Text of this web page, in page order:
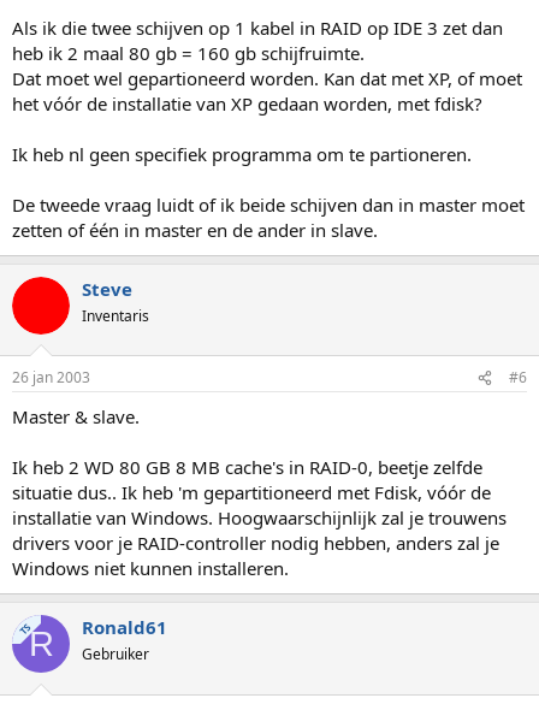
Als ik die twee schijven op 1 kabel in RAID op IDE 3 zet dan
heb ik 2 maal 80 gb = 160 gb schijfruimte.
Dat moet wel gepartioneerd worden. Kan dat met XP, of moet
het vóór de installatie van XP gedaan worden, met fdisk?
Ik heb nl geen specifiek programma om te partioneren.
De tweede vraag luidt of ik beide schijven dan in master moet
zetten of één in master en de ander in slave.
Steve
Inventaris
26 jan 2003 #6
Master & slave.
Ik heb 2 WD 80 GB 8 MB cache's in RAID-0, beetje zelfde
situatie dus.. Ik heb 'm gepartitioneerd met Fdisk, vóór de
installatie van Windows. Hoogwaarschijnlijk zal je trouwens
drivers voor je RAID-controller nodig hebben, anders zal je
Windows niet kunnen installeren.
TSR Ronald61
Gebruiker